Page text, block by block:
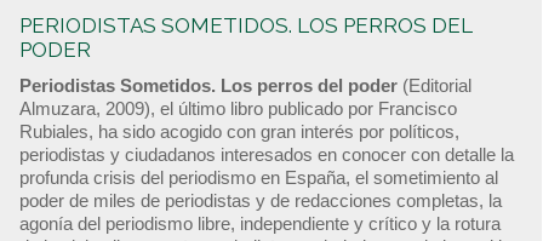
PERIODISTAS SOMETIDOS. LOS PERROS DEL
PODER
Periodistas Sometidos. Los perros del poder (Editorial
Almuzara, 2009), el último libro publicado por Francisco
Rubiales, ha sido acogido con gran interés por políticos,
periodistas y ciudadanos interesados en conocer con detalle la
profunda crisis del periodismo en España, el sometimiento al
poder de miles de periodistas y de redacciones completas, la
agonía del periodismo libre, independiente y crítico y la rotura